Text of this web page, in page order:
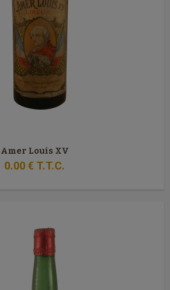
Amer Louis XV
0.00€ T.T.C.